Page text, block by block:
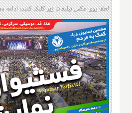
لطفا روی عکس تبلیغات زیر کلیک کنید؛ ادامه